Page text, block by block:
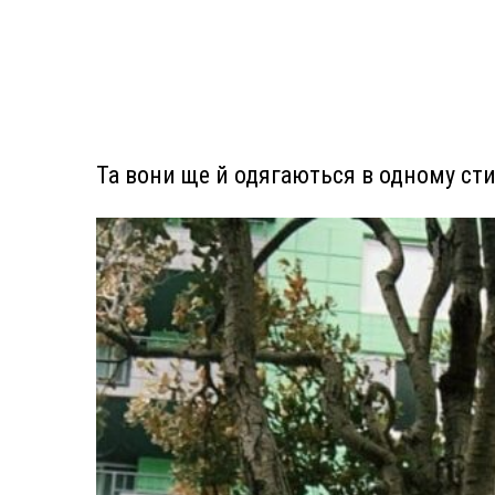
Та вони ще й одягаються в одному